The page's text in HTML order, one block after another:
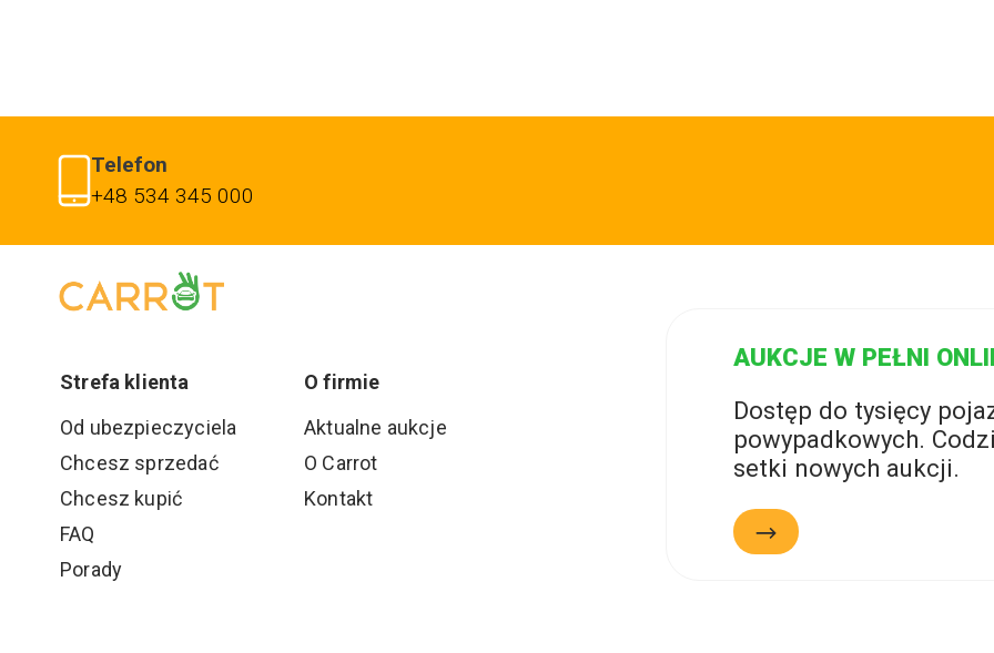
Telefon
+48 534 345 000
Strefa klienta
O firmie
Od ubezpieczyciela
Chcesz sprzedać
Chcesz kupić
FAQ
Porady
Aktualne aukcje
O Carrot
Kontakt
AUKCJE W PEŁNI
Dostęp do tysięcy
powypadkowych.
setki nowych aukcji.